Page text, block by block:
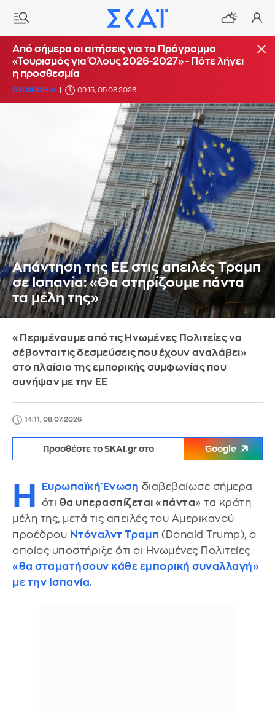
Από σήμερα οι αιτήσεις για το Πρόγραμμα
«Τουρισμός για Όλους 2026-2027» - Πότε λήγει
η προσθεσμία
ΟΙΚΟΝΟΜΙΑ 09:15, 05.08.2026
Απάντηση της ΕΕ στις απειλές Τραμπ
σε Ισπανία: «Θα στηρίζουμε πάντα
τα μέλη της»
«Περιμένουμε από τις Ηνωμένες Πολιτείες να
σέβονται τις δεσμεύσεις που έχουν αναλάβει»
στο πλαίσιο της εμπορικής συμφωνίας που
συνήψαν με την ΕΕ
14:11, 08.07.2026
Προσθέστε το SKAI.gr στο Google
Η Ευρωπαϊκή Ένωση διαβεβαίωσε σήμερα
ότι θα υπερασπίζεται «πάντα» τα κράτη
μέλη της, μετά τις απειλές του Αμερικανού
προέδρου Ντόναλντ Τραμπ (Donald Trump), ο
οποίος υποστήριξε ότι οι Ηνωμένες Πολιτείες
«θα σταματήσουν κάθε εμπορική συναλλαγή»
με την Ισπανία.